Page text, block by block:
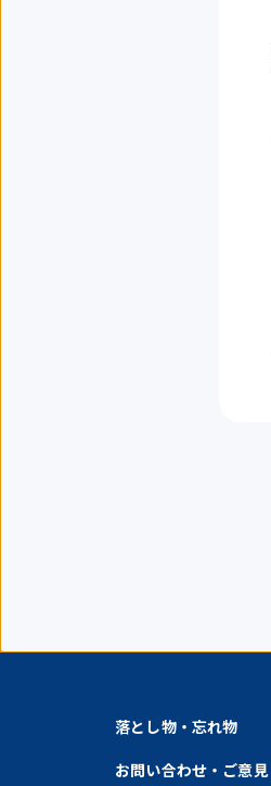
落とし物・忘れ物
お問い合わせ・ご意見